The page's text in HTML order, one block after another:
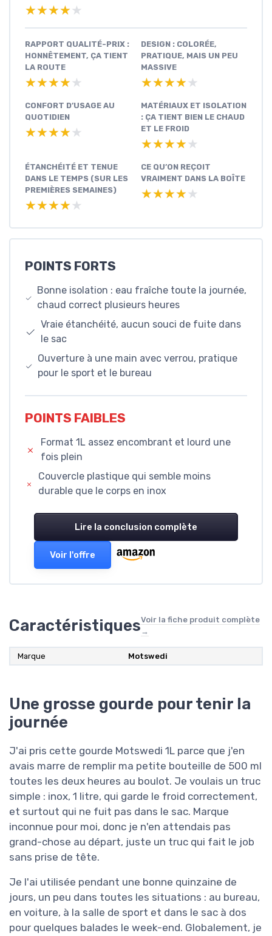
★★★★★
★★★★★
RAPPORT QUALITÉ-PRIX :
HONNÊTEMENT, ÇA TIENT
LA ROUTE
★★★★★
★★★★★
DESIGN : COLORÉE,
PRATIQUE, MAIS UN PEU
MASSIVE
★★★★★
★★★★★
CONFORT D’USAGE AU
QUOTIDIEN
★★★★★
★★★★★
MATÉRIAUX ET ISOLATION
: ÇA TIENT BIEN LE CHAUD
ET LE FROID
★★★★★
★★★★★
ÉTANCHÉITÉ ET TENUE
DANS LE TEMPS (SUR LES
PREMIÈRES SEMAINES)
★★★★★
★★★★★
CE QU’ON REÇOIT
VRAIMENT DANS LA BOÎTE
★★★★★
★★★★★
POINTS FORTS
Bonne isolation : eau fraîche toute la journée,
chaud correct plusieurs heures
Vraie étanchéité, aucun souci de fuite dans
le sac
Ouverture à une main avec verrou, pratique
pour le sport et le bureau
POINTS FAIBLES
Format 1L assez encombrant et lourd une
fois plein
Couvercle plastique qui semble moins
durable que le corps en inox
Lire la conclusion complète
Voir l'offre
CaractéristiquesVoir la fiche produit complète
→
Marque Motswedi
Une grosse gourde pour tenir la
journée
J'ai pris cette gourde Motswedi 1L parce que j'en
avais marre de remplir ma petite bouteille de 500 ml
toutes les deux heures au boulot. Je voulais un truc
simple : inox, 1 litre, qui garde le froid correctement,
et surtout qui ne fuit pas dans le sac. Marque
inconnue pour moi, donc je n'en attendais pas
grand-chose au départ, juste un truc qui fait le job
sans prise de tête.
Je l'ai utilisée pendant une bonne quinzaine de
jours, un peu dans toutes les situations : au bureau,
en voiture, à la salle de sport et dans le sac à dos
pour quelques balades le week-end. Globalement, je